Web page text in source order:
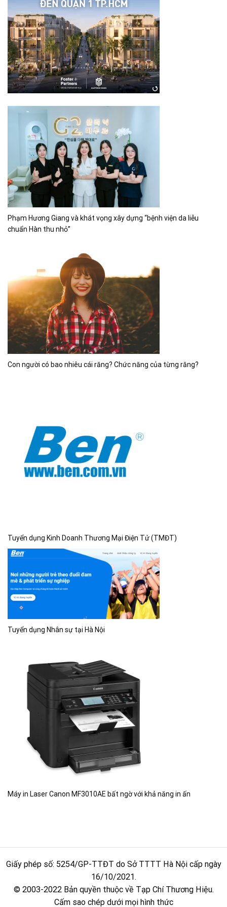
Phạm Hương Giang và khát vọng xây dựng “bệnh viện da liễu
chuẩn Hàn thu nhỏ”
Con người có bao nhiêu cái răng? Chức năng của từng răng?
Tuyển dụng Kinh Doanh Thương Mại Điện Tử (TMĐT)
Tuyển dụng Nhân sự tại Hà Nội
Máy in Laser Canon MF3010AE bất ngờ với khả năng in ấn
Giấy phép số: 5254/GP-TTĐT do Sở TTTT Hà Nội cấp ngày
16/10/2021.
© 2003-2022 Bản quyền thuộc về Tạp Chí Thương Hiệu.
Cấm sao chép dưới mọi hình thức